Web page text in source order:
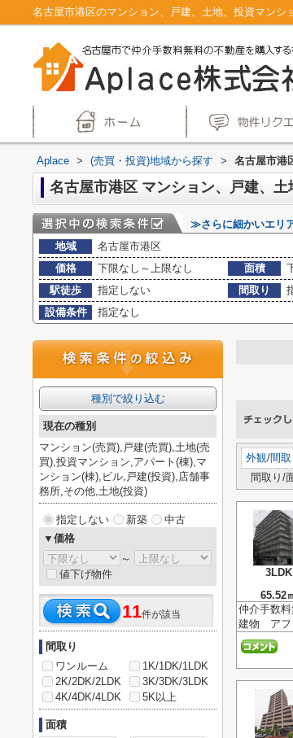
Aplace > (売買・投資)地域から探す > 名古屋市港
≫さらに細かいエリ
地域
名古屋市港区
価格
下限なし～上限なし 面積
駅徒歩
指定しない 間取り
設備条件
指定なし
外観/間取
間取り/
3LDK
65.52
仲介手数
建物 アフ
種別で絞り込む
現在の種別
マンション(売買),戸建(売買),土地(売
買),投資マンション,アパート(棟),マ
ンション(棟),ビル,戸建(投資),店舗事
務所,その他,土地(投資)
指定しない 新築
中古
▼価格
～
値下げ物件
11件が該当
間取り
ワンルーム
1K/1DK/1LDK
2K/2DK/2LDK
3K/3DK/3LDK
4K/4DK/4LDK
5K以上
面積